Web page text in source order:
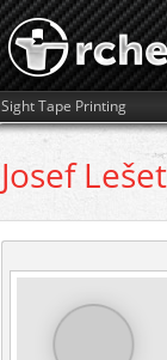
Sight Tape Printing
Josef